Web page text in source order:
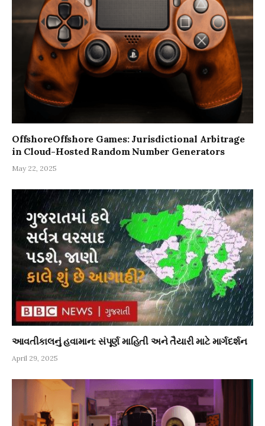
OffshoreOffshore Games: Jurisdictional Arbitrage
in Cloud-Hosted Random Number Generators
May 22, 2025
આવતીકાલનું હવામાન: સંપૂર્ણ માહિતી અને તૈયારી માટે માર્ગદર્શન
April 29, 2025